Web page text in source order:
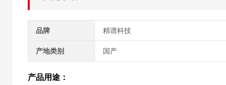
品牌 精谱科技
产地类别 国产
产品用途：